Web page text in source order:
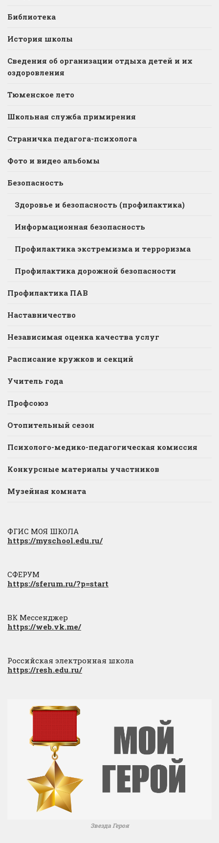
Библиотека
История школы
Сведения об организации отдыха детей и их
оздоровления
Тюменское лето
Школьная служба примирения
Страничка педагога-психолога
Фото и видео альбомы
Безопасность
Здоровье и безопасность (профилактика)
Информационная безопасность
Профилактика экстремизма и терроризма
Профилактика дорожной безопасности
Профилактика ПАВ
Наставничество
Независимая оценка качества услуг
Расписание кружков и секций
Учитель года
Профсоюз
Отопительный сезон
Психолого-медико-педагогическая комиссия
Конкурсные материалы участников
Музейная комната
ФГИС МОЯ ШКОЛА
https://myschool.edu.ru/
СФЕРУМ
https://sferum.ru/?p=start
ВК Мессенджер
https://web.vk.me/
Российская электронная школа
https://resh.edu.ru/
Звезда Героя